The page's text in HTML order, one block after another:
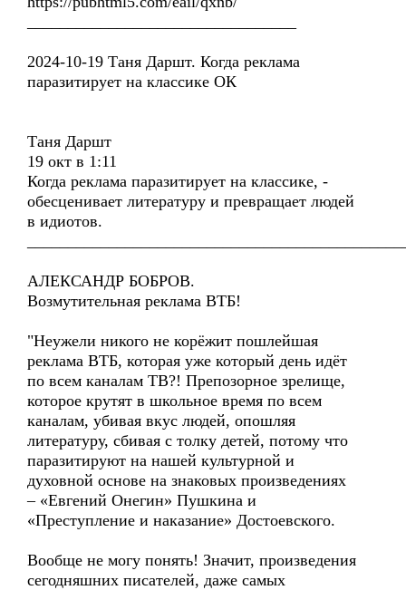
2024-10-19 Таня Даршт. Когда реклама
паразитирует на классике ОК
Таня Даршт
19 окт в 1:11
Когда реклама паразитирует на классике, -
обесценивает литературу и превращает людей
в идиотов.
АЛЕКСАНДР БОБРОВ.
Возмутительная реклама ВТБ!
"Неужели никого не корёжит пошлейшая
реклама ВТБ, которая уже который день идёт
по всем каналам ТВ?! Препозорное зрелище,
которое крутят в школьное время по всем
каналам, убивая вкус людей, опошляя
литературу, сбивая с толку детей, потому что
паразитируют на нашей культурной и
духовной основе на знаковых произведениях
– «Евгений Онегин» Пушкина и
«Преступление и наказание» Достоевского.
Вообще не могу понять! Значит, произведения
сегодняшних писателей, даже самых